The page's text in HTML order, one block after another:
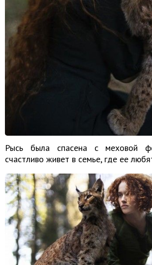
Рысь была спасена с меховой
счастливо живет в семье, где ее